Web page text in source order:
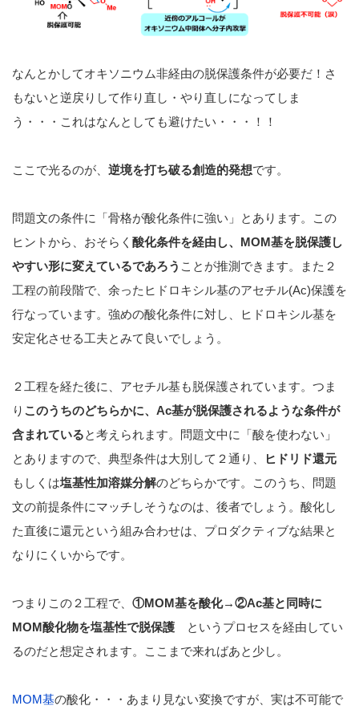
なんとかしてオキソニウム非経由の脱保護条件が必要だ！さ
もないと逆戻りして作り直し・やり直しになってしま
う・・・これはなんとしても避けたい・・・！！
ここで光るのが、 逆境を打ち破る創造的発想です。
問題文の条件に「骨格が酸化条件に強い」とあります。この
ヒントから、おそらく 酸化条件を経由し、MOM基を脱保護し
やすい形に変えているであろう ことが推測できます。また２
工程の前段階で、余ったヒドロキシル基のアセチル(Ac)保護を
行なっています。強めの酸化条件に対し、ヒドロキシル基を
安定化させる工夫とみて良いでしょう。
２工程を経た後に、アセチル基も脱保護されています。つま
り このうちのどちらかに、Ac基が脱保護されるような条件が
含まれていると考えられます。問題文中に「酸を使わない」
とありますので、典型条件は大別して２通り、
ヒドリド還元
もしくは塩基性加溶媒分解のどちらかです。このうち、問題
文の前提条件にマッチしそうなのは、後者でしょう。酸化し
た直後に還元という組み合わせは、プロダクティブな結果と
なりにくいからです。
つまりこの２工程で、 ①MOM基を酸化→②Ac基と同時に
MOM酸化物を塩基性で脱保護 というプロセスを経由してい
るのだと想定されます。ここまで来ればあと少し。
MOM基の酸化・・・あまり見ない変換ですが、実は不可能で